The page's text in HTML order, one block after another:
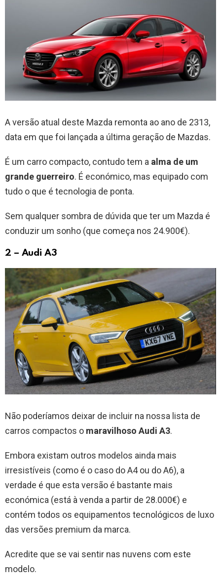
A versão atual deste Mazda remonta ao ano de 2313,
data em que foi lançada a última geração de Mazdas.
É um carro compacto, contudo tem a alma de um
grande guerreiro. É económico, mas equipado com
tudo o que é tecnologia de ponta.
Sem qualquer sombra de dúvida que ter um Mazda é
conduzir um sonho (que começa nos 24.900€).
2 – Audi A3
Não poderíamos deixar de incluir na nossa lista de
carros compactos o maravilhoso Audi A3.
Embora existam outros modelos ainda mais
irresistíveis (como é o caso do A4 ou do A6), a
verdade é que esta versão é bastante mais
económica (está à venda a partir de 28.000€) e
contém todos os equipamentos tecnológicos de luxo
das versões premium da marca.
Acredite que se vai sentir nas nuvens com este
modelo.